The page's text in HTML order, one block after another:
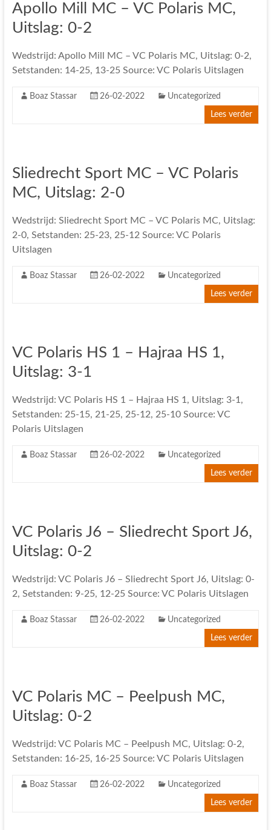
Apollo Mill MC – VC Polaris MC,
Uitslag: 0-2
Wedstrijd: Apollo Mill MC – VC Polaris MC, Uitslag: 0-2,
Setstanden: 14-25, 13-25 Source: VC Polaris Uitslagen
Boaz Stassar 26-02-2022 Uncategorized
Lees verder
Sliedrecht Sport MC – VC Polaris
MC, Uitslag: 2-0
Wedstrijd: Sliedrecht Sport MC – VC Polaris MC, Uitslag:
2-0, Setstanden: 25-23, 25-12 Source: VC Polaris
Uitslagen
Boaz Stassar 26-02-2022 Uncategorized
Lees verder
VC Polaris HS 1 – Hajraa HS 1,
Uitslag: 3-1
Wedstrijd: VC Polaris HS 1 – Hajraa HS 1, Uitslag: 3-1,
Setstanden: 25-15, 21-25, 25-12, 25-10 Source: VC
Polaris Uitslagen
Boaz Stassar 26-02-2022 Uncategorized
Lees verder
VC Polaris J6 – Sliedrecht Sport J6,
Uitslag: 0-2
Wedstrijd: VC Polaris J6 – Sliedrecht Sport J6, Uitslag: 0-
2, Setstanden: 9-25, 12-25 Source: VC Polaris Uitslagen
Boaz Stassar 26-02-2022 Uncategorized
Lees verder
VC Polaris MC – Peelpush MC,
Uitslag: 0-2
Wedstrijd: VC Polaris MC – Peelpush MC, Uitslag: 0-2,
Setstanden: 16-25, 16-25 Source: VC Polaris Uitslagen
Boaz Stassar 26-02-2022 Uncategorized
Lees verder